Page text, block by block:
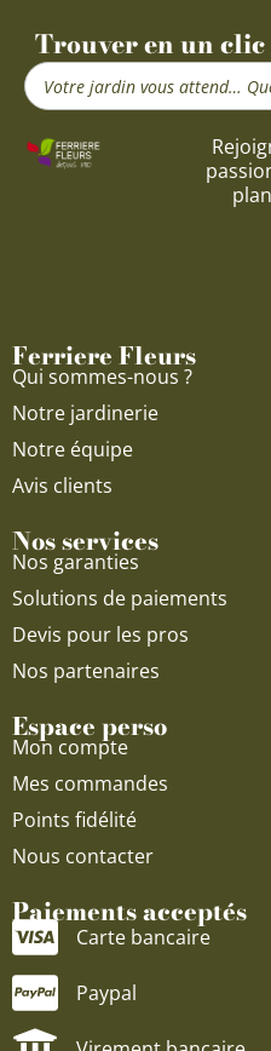
Trouver en un clic
Search
...
Ferriere Fleurs
Qui sommes-nous ?
Notre jardinerie
Notre équipe
Avis clients
Nos services
Nos garanties
Solutions de paiements
Devis pour les pros
Nos partenaires
Espace perso
Mon compte
Mes commandes
Points fidélité
Nous contacter
Paiements acceptés
Carte bancaire
Paypal